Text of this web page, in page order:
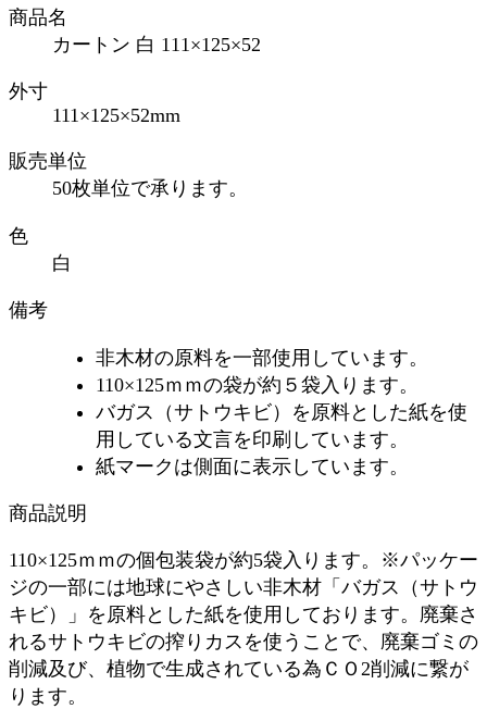
商品名
カートン 白 111×125×52
外寸
111×125×52mm
販売単位
50枚単位で承ります。
色
白
備考
非木材の原料を一部使用しています。
110×125ｍｍの袋が約５袋入ります。
バガス（サトウキビ）を原料とした紙を使
用している文言を印刷しています。
紙マークは側面に表示しています。
商品説明
110×125ｍｍの個包装袋が約5袋入ります。※パッケー
ジの一部には地球にやさしい非木材「バガス（サトウ
キビ）」を原料とした紙を使用しております。廃棄さ
れるサトウキビの搾りカスを使うことで、廃棄ゴミの
削減及び、植物で生成されている為ＣＯ2削減に繋が
ります。